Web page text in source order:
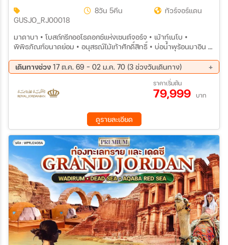
GUSJO_RJ00018
8วัน 5คืน ทัวร์จอร์แดน
มาดาบา • โบสถ์กรีกออโธดอกซ์แห่งเซนต์จอร์จ • เม้าท์เนโบ •
พิพิธภัณฑ์ขนาดย่อม • อนุสรณ์ไม้เท้าศักดิ์สิทธิ์ • บ่อน้ำพุร้อนมาอิน •
• เมืองอคาบา • ล่องเรือท้องกระจก • มหานครเพตรา • มหานครเพ
ตรา • มหาวิหารศักดิ์สิทธิ์ • มหาวิหารศักดิ์สิทธิ์ • มหานครเพตรา •
กรุงอัมมาน • ป้อมปราการแห่งกรุงอัมมาน • วิหารเฮอร์คิวลิส • ดาวน์
ทาวน์อัมมาน • กรุงอัมมาน • เจราช • โอวัลพลาซ่าvซุ้มประตูกษัตริย์เฮ
เดินทางช่วง 17 ต.ค. 69 - 02 ม.ค. 70 (3 ช่วงวันเดินทาง)
06 ธ.ค. 69 - 12 ธ.ค. 69
26 ธ.ค. 69 - 02 ม.ค. 70
ราคาเริ่มต้น
79,999 บาท
ดูรายละเอียด